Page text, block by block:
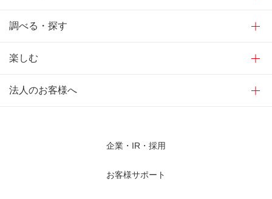
調べる・探す
楽しむ
法人のお客様へ
企業・IR・採用
お客様サポート